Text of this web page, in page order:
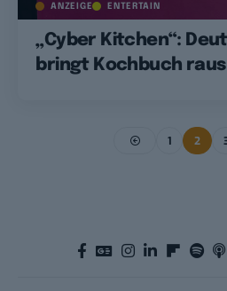
ANZEIGE ENTERTAIN
„Cyber Kitchen“:
bringt Kochbuch raus
1 2